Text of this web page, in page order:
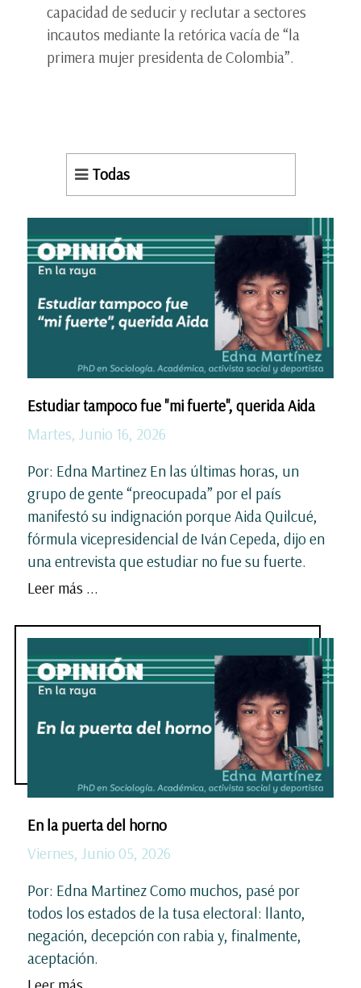
capacidad de seducir y reclutar a sectores
incautos mediante la retórica vacía de “la
primera mujer presidenta de Colombia”.
Todas
Estudiar tampoco fue "mi fuerte", querida Aida
Martes, Junio 16, 2026
Por: Edna Martinez En las últimas horas, un
grupo de gente “preocupada” por el país
manifestó su indignación porque Aida Quilcué,
fórmula vicepresidencial de Iván Cepeda, dijo en
una entrevista que estudiar no fue su fuerte.
Leer más ...
En la puerta del horno
Viernes, Junio 05, 2026
Por: Edna Martinez Como muchos, pasé por
todos los estados de la tusa electoral: llanto,
negación, decepción con rabia y, finalmente,
aceptación.